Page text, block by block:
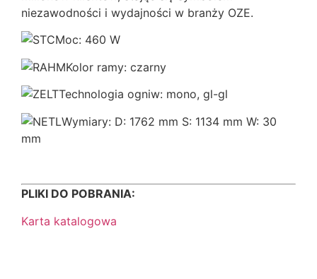
niezawodności i wydajności w branży OZE.
Moc: 460 W
Kolor ramy: czarny
Technologia ogniw: mono, gl-gl
Wymiary: D: 1762 mm S: 1134 mm W: 30
mm
PLIKI DO POBRANIA:
Karta katalogowa